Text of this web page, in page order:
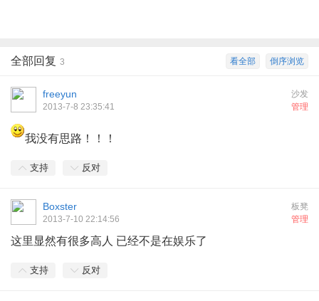
倒序浏览
看全部
全部回复 3
沙发
freeyun
管理
2013-7-8 23:35:41
我没有思路！！！
支持 反对
板凳
Boxster
管理
2013-7-10 22:14:56
这里显然有很多高人 已经不是在娱乐了
支持 反对